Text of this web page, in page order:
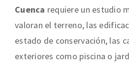
Cuenca requiere un estudio
valoran el terreno, las
estado de conservación, las
exteriores como piscina o